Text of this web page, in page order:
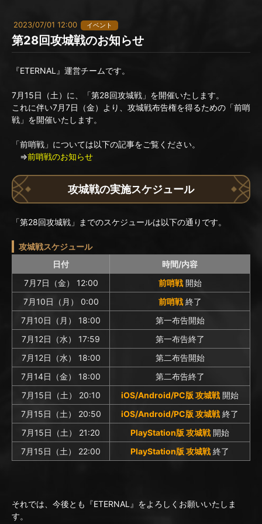
2023/07/01 12:00 イベント
第28回攻城戦のお知らせ
『ETERNAL』運営チームです。
7月15日（土）に、「第28回攻城戦」を開催いたします。
これに伴い7月7日（金）より、攻城戦布告権を得るための「前哨
戦」を開催いたします。
「前哨戦」については以下の記事をご覧ください。
⇒前哨戦のお知らせ
攻城戦の実施スケジュール
「第28回攻城戦」までのスケジュールは以下の通りです。
攻城戦スケジュール
日付
時間/内容
7月7日（金） 12:00
前哨戦開始
7月10日（月） 0:00
前哨戦終了
7月10日（月） 18:00
第一布告開始
7月12日（水） 17:59
第一布告終了
7月12日（水） 18:00
第二布告開始
7月14日（金） 18:00
第二布告終了
7月15日（土） 20:10
iOS/Android/PC版 攻城戦 開始
7月15日（土） 20:50
iOS/Android/PC版 攻城戦 終了
7月15日（土） 21:20
PlayStation版 攻城戦 開始
7月15日（土） 22:00
PlayStation版 攻城戦 終了
それでは、今後とも『ETERNAL』をよろしくお願いいたしま
す。